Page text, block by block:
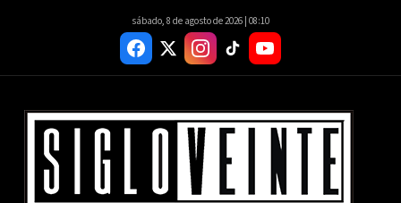
sábado, 8 de agosto de 2026 | 08:10